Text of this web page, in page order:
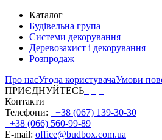
Каталог
Будівельна група
Системи декорування
Деревозахист і декорування
Розпродаж
Про насУгода користувачаУмови
ПРИЄДНУЙТЕСЬ
Контакти
Телефони:
+38 (067) 139-30-30
+38 (066) 560-99-89
E-mail: office@budbox.com.ua